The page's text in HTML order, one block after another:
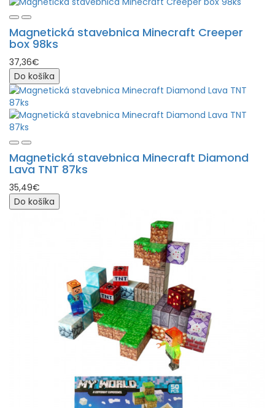
Magnetická stavebnica Minecraft Creeper
box 98ks
37,36€
Do košíka
Magnetická stavebnica Minecraft Diamond
Lava TNT 87ks
35,49€
Do košíka